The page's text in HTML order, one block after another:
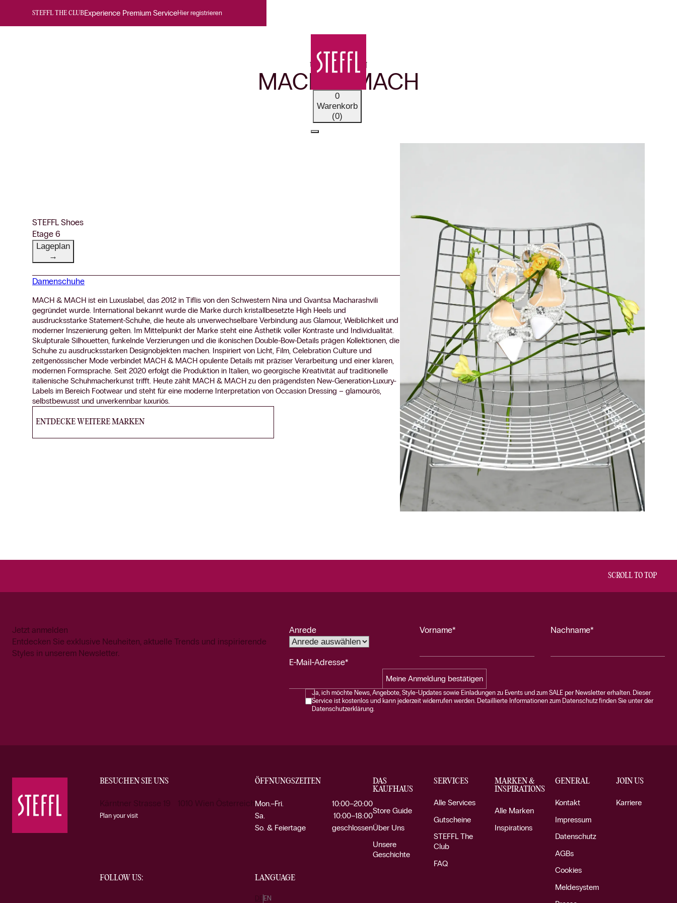
STEFFL THE CLUBExperience Premium ServiceHier registrieren
0
Warenkorb
(0)
UNSERE MARKEN
MACH & MACH
STEFFL Shoes
Etage 6
Lageplan
→
Damenschuhe
MACH & MACH ist ein Luxuslabel, das 2012 in Tiflis von den Schwestern Nina und Gvantsa Macharashvili
gegründet wurde. International bekannt wurde die Marke durch kristallbesetzte High Heels und
ausdrucksstarke Statement-Schuhe, die heute als unverwechselbare Verbindung aus Glamour, Weiblichkeit und
moderner Inszenierung gelten. Im Mittelpunkt der Marke steht eine Ästhetik voller Kontraste und Individualität.
Skulpturale Silhouetten, funkelnde Verzierungen und die ikonischen Double-Bow-Details prägen Kollektionen, die
Schuhe zu ausdrucksstarken Designobjekten machen. Inspiriert von Licht, Film, Celebration Culture und
zeitgenössischer Mode verbindet MACH & MACH opulente Details mit präziser Verarbeitung und einer klaren,
modernen Formsprache. Seit 2020 erfolgt die Produktion in Italien, wo georgische Kreativität auf traditionelle
italienische Schuhmacherkunst trifft. Heute zählt MACH & MACH zu den prägendsten New-Generation-Luxury-
Labels im Bereich Footwear und steht für eine moderne Interpretation von Occasion Dressing – glamourös,
selbstbewusst und unverkennbar luxuriös.
ENTDECKE WEITERE MARKEN
SCROLL TO TOP
Jetzt anmelden
Entdecken Sie exklusive Neuheiten, aktuelle Trends und inspirierende
Styles in unserem Newsletter.
Anrede Vorname* Nachname*
E-Mail-Adresse*
Meine Anmeldung bestätigen
Ja, ich möchte News, Angebote, Style-Updates sowie Einladungen zu Events und zum SALE per Newsletter erhalten. Dieser
Service ist kostenlos und kann jederzeit widerrufen werden. Detaillierte Informationen zum Datenschutz finden Sie unter der
Datenschutzerklärung.
BESUCHEN SIE UNS
Kärntner Strasse 19 1010 Wien Österreich
Plan your visit
FOLLOW US:
ÖFFNUNGSZEITEN
Mon.–Fri.
10:00–20:00
Sa.
10:00–18:00
So. & Feiertage
geschlossen
LANGUAGE
DE EN
DAS
KAUFHAUS
Store Guide
Über Uns
Unsere
Geschichte
SERVICES
Alle Services
Gutscheine
STEFFL The
Club
FAQ
MARKEN &
INSPIRATIONS
Alle Marken
Inspirations
GENERAL
Kontakt
Impressum
Datenschutz
AGBs
Cookies
Meldesystem
JOIN US
Karriere